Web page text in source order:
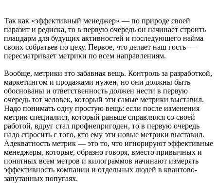
Так как «эффективный менеджер» — по природе своей
паразит и редиска, то в первую очередь он начинает строить
плацдарм для будущих активностей и последующего найма
своих собратьев по цеху. Первое, что делает наш гость —
пересматривает метрики по всем направлениям.
Вообще, метрики это забавная вещь. Контроль за разработкой,
маркетингом и продажами нужен, но они должны быть
обоснованы и ответственность должен нести в первую
очередь тот человек, который эти самые метрики выставил.
Надо понимать одну простую вещь: если после изменения
метрик специалист, который раньше справлялся со своей
работой, вдруг стал профнепригоден, то в первую очередь
надо спросить с того, кто ему эти новые метрики выставил.
Адекватность метрик — это то, что игнорируют эффективные
менеджеры, которые, образно говоря, вместо привычных и
понятных всем метров и килограммов начинают измерять
эффективность компании и отдельных людей в квантово-
запутанных попугаях.